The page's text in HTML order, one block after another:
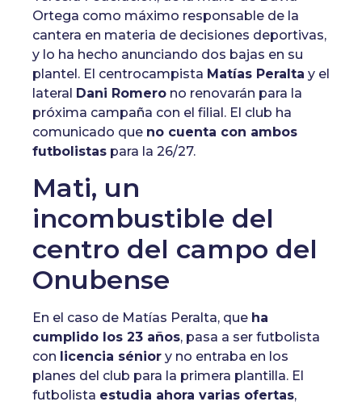
Ortega como máximo responsable de la
cantera en materia de decisiones deportivas,
y lo ha hecho anunciando dos bajas en su
plantel. El centrocampista Matías Peralta y el
lateral Dani Romero no renovarán para la
próxima campaña con el filial. El club ha
comunicado que no cuenta con ambos
futbolistas para la 26/27.
Mati, un
incombustible del
centro del campo del
Onubense
En el caso de Matías Peralta, que ha
cumplido los 23 años, pasa a ser futbolista
con licencia sénior y no entraba en los
planes del club para la primera plantilla. El
futbolista estudia ahora varias ofertas,